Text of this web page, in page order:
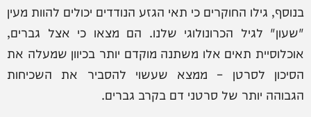
בנוסף, גילו החוקרים כי תאי הגזע הנודדים יכולים להוות מעין
"שעון" לגיל הכרונולוגי שלנו. הם מצאו כי אצל גברים,
אוכלוסיית תאים אלו משתנה מוקדם יותר בכיוון שמעלה את
הסיכון לסרטן – ממצא שעשוי להסביר את השכיחות
הגבוהה יותר של סרטני דם בקרב גברים.